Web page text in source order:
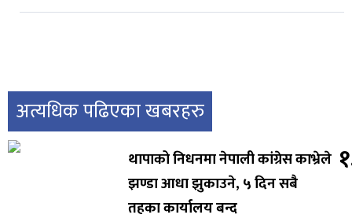
अत्यधिक पढिएका खबरहरु
थापाको निधनमा नेपाली कांग्रेस काभ्रेले
झण्डा आधा झुकाउने, ५ दिन सबै
तहका कार्यालय बन्द